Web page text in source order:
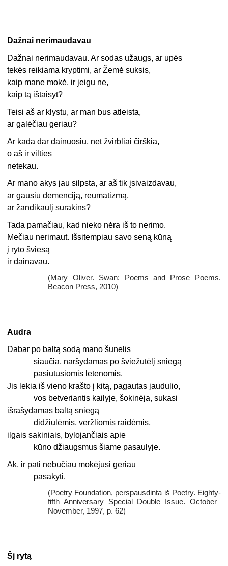
Dažnai nerimaudavau
Dažnai nerimaudavau. Ar sodas užaugs, ar upės
tekės reikiama kryptimi, ar Žemė suksis,
kaip mane mokė, ir jeigu ne,
kaip tą ištaisyt?
Teisi aš ar klystu, ar man bus atleista,
ar galėčiau geriau?
Ar kada dar dainuosiu, net žvirbliai čirškia,
o aš ir vilties
netekau.
Ar mano akys jau silpsta, ar aš tik įsivaizdavau,
ar gausiu demenciją, reumatizmą,
ar žandikaulį surakins?
Tada pamačiau, kad nieko nėra iš to nerimo.
Mečiau nerimaut. Išsitempiau savo seną kūną
į ryto šviesą
ir dainavau.
(Mary Oliver. Swan: Poems and Prose Poems.
Beacon Press, 2010)
Audra
Dabar po baltą sodą mano šunelis
siaučia, naršydamas po šviežutėlį sniegą
pasiutusiomis letenomis.
Jis lekia iš vieno krašto į kitą, pagautas jaudulio,
vos betveriantis kailyje, šokinėja, sukasi
išrašydamas baltą sniegą
didžiulėmis, veržliomis raidėmis,
ilgais sakiniais, bylojančiais apie
kūno džiaugsmus šiame pasaulyje.
Ak, ir pati nebūčiau mokėjusi geriau
pasakyti.
(Poetry Foundation, perspausdinta iš Poetry. Eighty-
fifth Anniversary Special Double Issue. October–
November, 1997, p. 62)
Šį rytą